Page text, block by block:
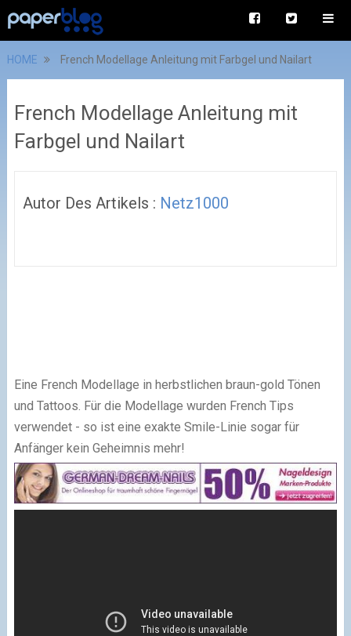
HOME French Modellage Anleitung mit Farbgel und Nailart
French Modellage Anleitung mit
Farbgel und Nailart
Autor Des Artikels : Netz1000
Eine French Modellage in herbstlichen braun-gold Tönen
und Tattoos. Für die Modellage wurden French Tips
verwendet - so ist eine exakte Smile-Linie sogar für
Anfänger kein Geheimnis mehr!